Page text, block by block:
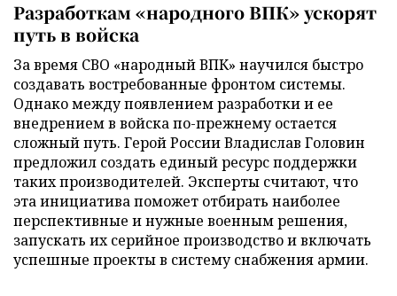
Разработкам «народного ВПК» ускорят
путь в войска
За время СВО «народный ВПК» научился быстро
создавать востребованные фронтом системы.
Однако между появлением разработки и ее
внедрением в войска по-прежнему остается
сложный путь. Герой России Владислав Головин
предложил создать единый ресурс поддержки
таких производителей. Эксперты считают, что
эта инициатива поможет отбирать наиболее
перспективные и нужные военным решения,
запускать их серийное производство и включать
успешные проекты в систему снабжения армии.